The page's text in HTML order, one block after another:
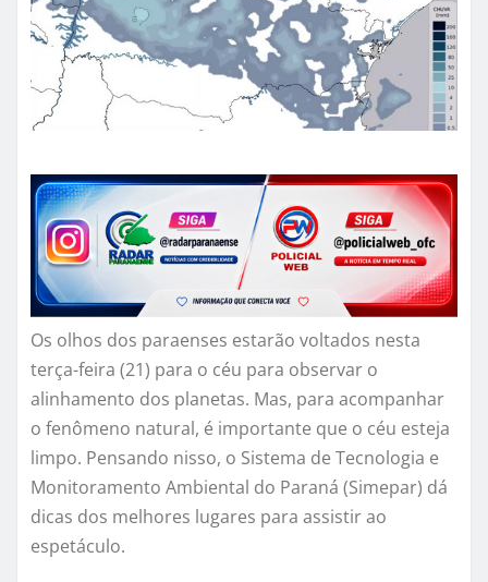
Os olhos dos paraenses estarão voltados nesta
terça-feira (21) para o céu para observar o
alinhamento dos planetas. Mas, para acompanhar
o fenômeno natural, é importante que o céu esteja
limpo. Pensando nisso, o Sistema de Tecnologia e
Monitoramento Ambiental do Paraná (Simepar) dá
dicas dos melhores lugares para assistir ao
espetáculo.